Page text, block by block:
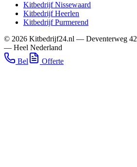
KitbedrijfNissewaard
KitbedrijfHeerlen
KitbedrijfPurmerend
© 2026 Kitbedrijf24.nl — Deventerweg 42
— Heel Nederland
Bel
Offerte